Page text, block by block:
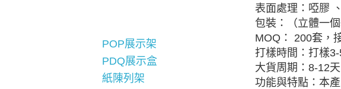
POP展示架
PDQ展示盒
紙陳列架
表面處理：啞膠
包裝：（立體一
MOQ： 200套，
打樣時間：打樣3-
大貨周期：8-12
功能與特點：本